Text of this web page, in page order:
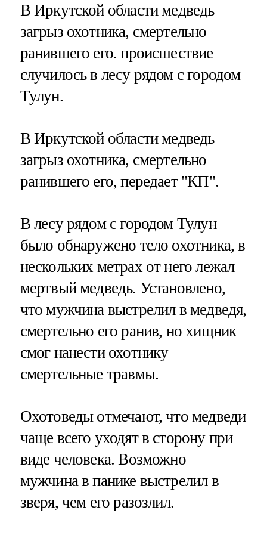
В Иркутской области медведь
загрыз охотника, смертельно
ранившего его. происшествие
случилось в лесу рядом с городом
Тулун.
В Иркутской области медведь
загрыз охотника, смертельно
ранившего его, передает "КП".
В лесу рядом с городом Тулун
было обнаружено тело охотника, в
нескольких метрах от него лежал
мертвый медведь. Установлено,
что мужчина выстрелил в медведя,
смертельно его ранив, но хищник
смог нанести охотнику
смертельные травмы.
Охотоведы отмечают, что медведи
чаще всего уходят в сторону при
виде человека. Возможно
мужчина в панике выстрелил в
зверя, чем его разозлил.